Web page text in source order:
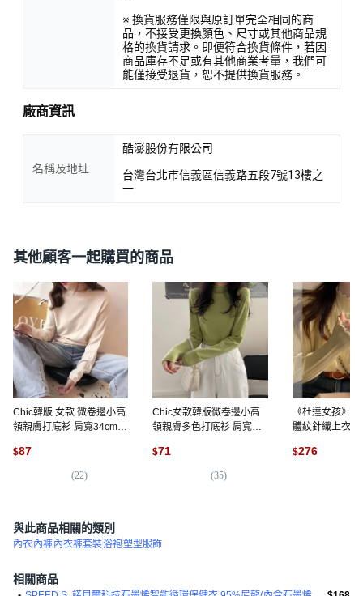
※ 換貨服務僅限與原訂單完全相同的商
品，不接受更換顏色、尺寸或其他商品規
格的換貨請求。即便符合換貨條件，若因
商品庫存不足或有其他商業考量，我們可
能僅接受退貨，恕不提供換貨服務。
廠商資訊
名稱及地址
酷澎股份有限公司
台灣台北市信義區信義路五段7號13樓之
一
其他顧客一起購買的商品
Chic韓版 女款 微卷邊小高
領親膚打底衫 肩寬34cm
9cm 下擺寬43cm 全長
$87
(22)
Chic女款韓版微卷邊小高
領親膚多色打底衫 肩寬
50cm 袖寬 9cm 下擺寬
43cm 全長 58cm
$71
(35)
《杜達女孩》
體紋針織上衣
半高領 緹花上
$276
與此商品相關的類別
內衣內褲內衣褲套裝浴袍塑型服飾
相關商品